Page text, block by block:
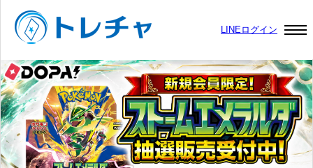
LINEログイン